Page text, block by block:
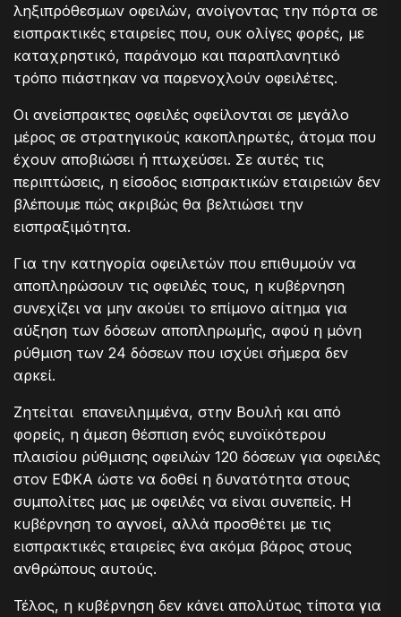
ληξιπρόθεσμων οφειλών, ανοίγοντας την πόρτα σε
εισπρακτικές εταιρείες που, ουκ ολίγες φορές, με
καταχρηστικό, παράνομο και παραπλανητικό
τρόπο πιάστηκαν να παρενοχλούν οφειλέτες.
Οι ανείσπρακτες οφειλές οφείλονται σε μεγάλο
μέρος σε στρατηγικούς κακοπληρωτές, άτομα που
έχουν αποβιώσει ή πτωχεύσει. Σε αυτές τις
περιπτώσεις, η είσοδος εισπρακτικών εταιρειών δεν
βλέπουμε πώς ακριβώς θα βελτιώσει την
εισπραξιμότητα.
Για την κατηγορία οφειλετών που επιθυμούν να
αποπληρώσουν τις οφειλές τους, η κυβέρνηση
συνεχίζει να μην ακούει το επίμονο αίτημα για
αύξηση των δόσεων αποπληρωμής, αφού η μόνη
ρύθμιση των 24 δόσεων που ισχύει σήμερα δεν
αρκεί.
Ζητείται επανειλημμένα, στην Βουλή και από
φορείς, η άμεση θέσπιση ενός ευνοϊκότερου
πλαισίου ρύθμισης οφειλών 120 δόσεων για οφειλές
στον ΕΦΚΑ ώστε να δοθεί η δυνατότητα στους
συμπολίτες μας με οφειλές να είναι συνεπείς. Η
κυβέρνηση το αγνοεί, αλλά προσθέτει με τις
εισπρακτικές εταιρείες ένα ακόμα βάρος στους
ανθρώπους αυτούς.
Τέλος, η κυβέρνηση δεν κάνει απολύτως τίποτα για